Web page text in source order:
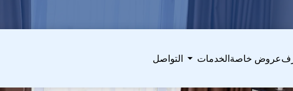
عروض خاصةالخدمات التواصل